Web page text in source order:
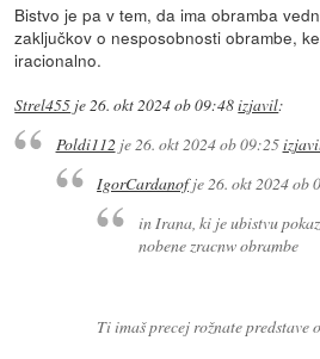
Bistvo je pa v tem, da ima obramba
zaključkov o nesposobnosti obrambe,
iracionalno.
Strel455 je26. okt 2024 ob 09:48izjavil:
Poldi112je26. okt 2024 ob 09:25
IgorCardanofje26. okt 2024 ob
in Irana, ki je ubistvu
nobene zracnw obrambe
Ti imaš precej rožnate predstave